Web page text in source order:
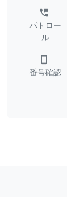
perm_phone_msg
パトロー
ル
smartphone
番号確認